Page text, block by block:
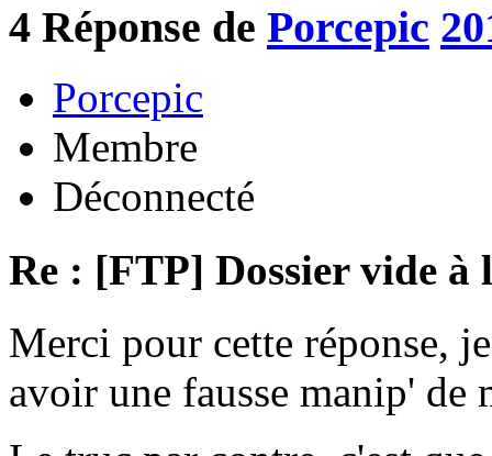
4 Réponse de Porcepic
Porcepic
Membre
Déconnecté
Re : [FTP] Dossier vide à
Merci pour cette réponse,
avoir une fausse manip'